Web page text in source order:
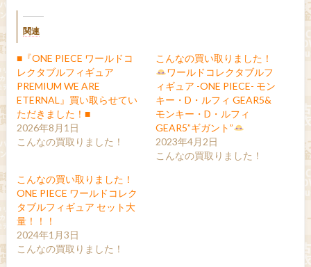
関連
■『ONE PIECE ワールドコ
レクタブルフィギュア
PREMIUM WE ARE
ETERNAL』買い取らせてい
ただきました！■
2026年8月1日
こんなの買取りました！
こんなの買い取りました！
ワールドコレクタブルフ
ィギュア -ONE PIECE- モン
キー・D・ルフィ GEAR5&
モンキー・D・ルフィ
GEAR5”ギガント”
2023年4月2日
こんなの買取りました！
こんなの買い取りました！
ONE PIECE ワールドコレク
タブルフィギュア セット大
量！！！
2024年1月3日
こんなの買取りました！